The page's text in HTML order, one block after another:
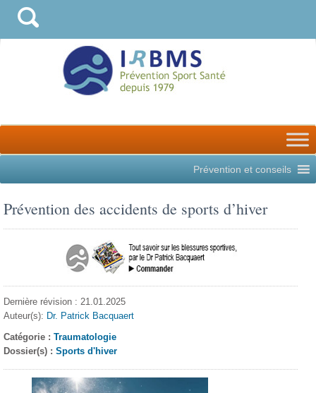
Prévention et conseils
Prévention des accidents de sports d’hiver
Dernière révision : 21.01.2025
Auteur(s): Dr. Patrick Bacquaert
Catégorie :Traumatologie
Dossier(s) :Sports d'hiver